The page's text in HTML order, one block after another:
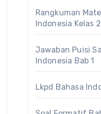
Rangkuman
Indonesia Kelas
Jawaban Puisi
Indonesia Bab 1
Lkpd Bahasa